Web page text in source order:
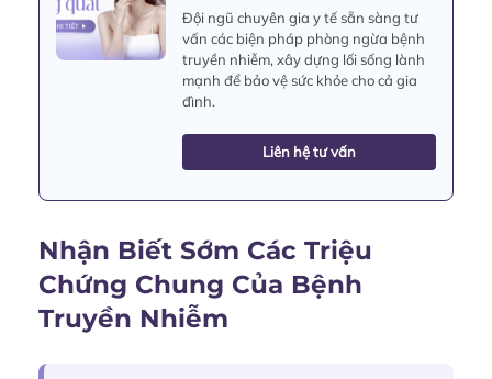
Đội ngũ chuyên gia y tế sẵn sàng tư
vấn các biện pháp phòng ngừa bệnh
truyền nhiễm, xây dựng lối sống lành
mạnh để bảo vệ sức khỏe cho cả gia
đình.
Liên hệ tư vấn
Nhận Biết Sớm Các Triệu
Chứng Chung Của Bệnh
Truyền Nhiễm